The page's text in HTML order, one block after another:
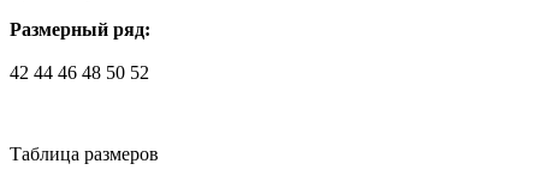
Размерный ряд:
42 44 46 48 50 52
Таблица размеров